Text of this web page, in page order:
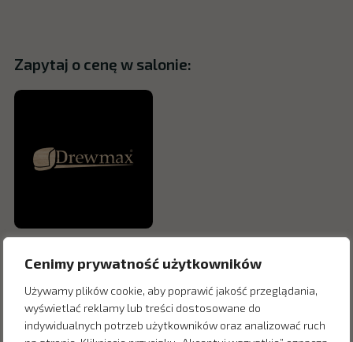
Cenimy prywatność użytkowników
Używamy plików cookie, aby poprawić jakość przeglądania,
wyświetlać reklamy lub treści dostosowane do
indywidualnych potrzeb użytkowników oraz analizować ruch
Zapytaj o cenę w salonie: